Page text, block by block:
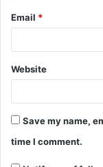
Email *
Website
Save my name,
time I comment.